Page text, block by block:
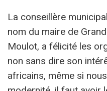
La conseillère
nom du maire de
Moulot, a félicité les
non sans dire son
africains, même si